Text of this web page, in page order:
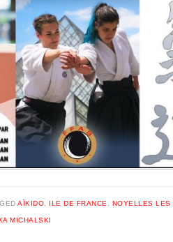
AÏKIDO ILE DE FRANCE NOYELLES LES
MICHALSKI